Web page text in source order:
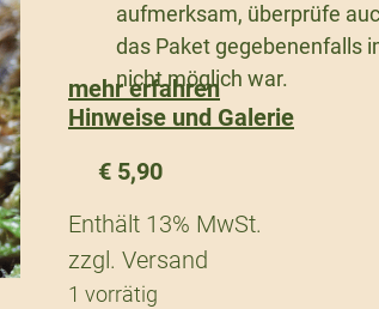
aufmerksam, überprüfe
das Paket gegebenenfalls
nicht möglich war.
mehr erfahren
Hinweise und Galerie
€ 5,90
Enthält 13% MwSt.
zzgl. Versand
1 vorrätig